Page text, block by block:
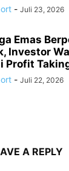
- Juli 23, 2026
Emas
Investor
Profit
- Juli 22, 2026
A REPLY